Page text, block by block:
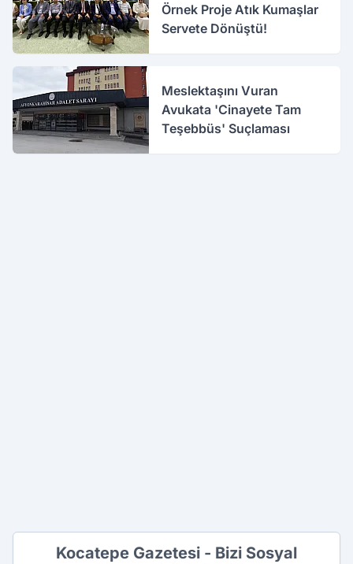
Örnek Proje Atık Kumaşlar
Servete Dönüştü!
Meslektaşını Vuran
Avukata 'Cinayete Tam
Teşebbüs' Suçlaması
Kocatepe Gazetesi - Bizi Sosyal